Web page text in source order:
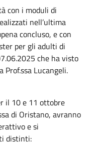
con i moduli di
nell’ultima
concluso, e con
per gli adulti di
che ha visto
Prof.ssa Lucangeli.
il 10 e 11 ottobre
di Oristano, avranno
e si
distinti: